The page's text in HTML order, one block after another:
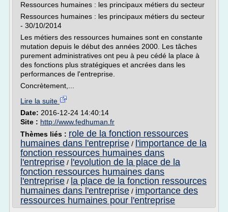
Ressources humaines : les principaux métiers du secteur
Ressources humaines : les principaux métiers du secteur
- 30/10/2014
Les métiers des ressources humaines sont en constante
mutation depuis le début des années 2000. Les tâches
purement administratives ont peu à peu cédé la place à
des fonctions plus stratégiques et ancrées dans les
performances de l'entreprise.
Concrètement,...
Lire la suite
Date: 2016-12-24 14:40:14
Site : http://www.fedhuman.fr
Thèmes liés : role de la fonction ressources
humaines dans l'entreprise / l'importance de la
fonction ressources humaines dans
l'entreprise / l'evolution de la place de la
fonction ressources humaines dans
l'entreprise / la place de la fonction ressources
humaines dans l'entreprise / importance des
ressources humaines pour l'entreprise